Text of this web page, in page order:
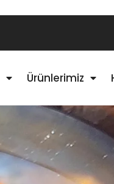
Ürünlerimiz